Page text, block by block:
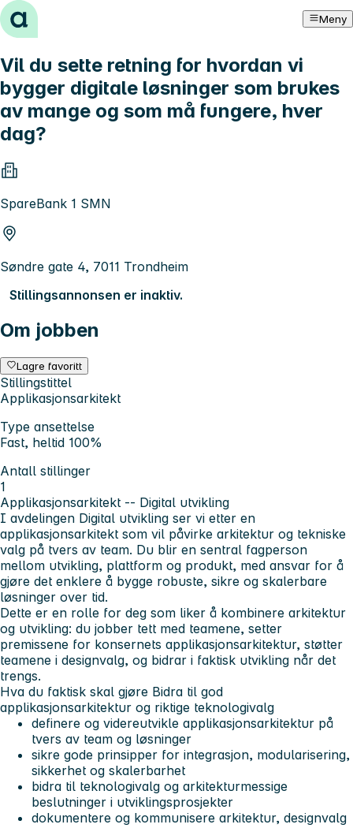
Hopp til innhold Meny
Vil du sette retning for hvordan vi
bygger digitale løsninger som brukes
av mange og som må fungere, hver
dag?
SpareBank 1 SMN
Søndre gate 4, 7011 Trondheim
Stillingsannonsen er inaktiv.
Om jobben
Lagre favoritt
Stillingstittel
Applikasjonsarkitekt
Type ansettelse
Fast, heltid 100%
Antall stillinger
1
Applikasjonsarkitekt -- Digital utvikling
I avdelingen Digital utvikling ser vi etter en
applikasjonsarkitekt som vil påvirke arkitektur og tekniske
valg på tvers av team. Du blir en sentral fagperson
mellom utvikling, plattform og produkt, med ansvar for å
gjøre det enklere å bygge robuste, sikre og skalerbare
løsninger over tid.
Dette er en rolle for deg som liker å kombinere arkitektur
og utvikling: du jobber tett med teamene, setter
premissene for konsernets applikasjonsarkitektur, støtter
teamene i designvalg, og bidrar i faktisk utvikling når det
trengs.
Hva du faktisk skal gjøre Bidra til god
applikasjonsarkitektur og riktige teknologivalg
definere og videreutvikle applikasjonsarkitektur på
tvers av team og løsninger
sikre gode prinsipper for integrasjon, modularisering,
sikkerhet og skalerbarhet
bidra til teknologivalg og arkitekturmessige
beslutninger i utviklingsprosjekter
dokumentere og kommunisere arkitektur, designvalg